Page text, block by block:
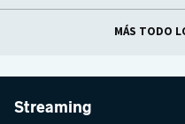
MÁS TODO
Streaming